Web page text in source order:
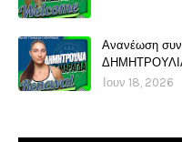
Ανανέωση
Ιουν 18, 2026